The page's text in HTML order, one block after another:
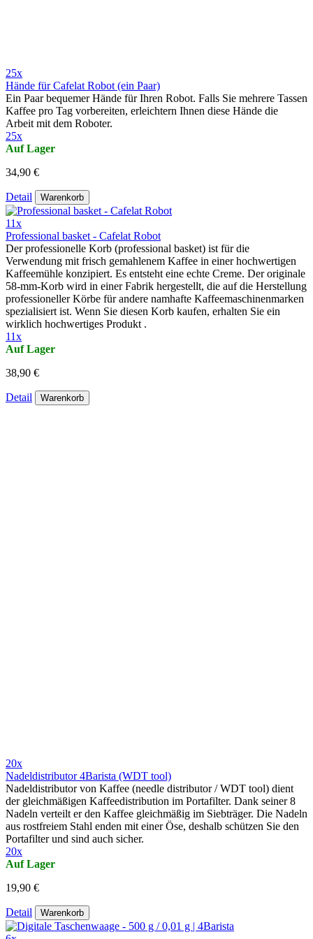
25x
Hände für Cafelat Robot (ein Paar)
Ein Paar bequemer Hände für Ihren Robot. Falls Sie mehrere Tassen
Kaffee pro Tag vorbereiten, erleichtern Ihnen diese Hände die
Arbeit mit dem Roboter.
25x
Auf Lager
34,90 €
Detail Warenkorb
11x
Professional basket - Cafelat Robot
Der professionelle Korb (professional basket) ist für die
Verwendung mit frisch gemahlenem Kaffee in einer hochwertigen
Kaffeemühle konzipiert. Es entsteht eine echte Creme. Der originale
58-mm-Korb wird in einer Fabrik hergestellt, die auf die Herstellung
professioneller Körbe für andere namhafte Kaffeemaschinenmarken
spezialisiert ist. Wenn Sie diesen Korb kaufen, erhalten Sie ein
wirklich hochwertiges Produkt .
11x
Auf Lager
38,90 €
Detail Warenkorb
20x
Nadeldistributor 4Barista (WDT tool)
Nadeldistributor von Kaffee (needle distributor / WDT tool) dient
der gleichmäßigen Kaffeedistribution im Portafilter. Dank seiner 8
Nadeln verteilt er den Kaffee gleichmäßig im Siebträger. Die Nadeln
aus rostfreiem Stahl enden mit einer Öse, deshalb schützen Sie den
Portafilter und sind auch sicher.
20x
Auf Lager
19,90 €
Detail Warenkorb